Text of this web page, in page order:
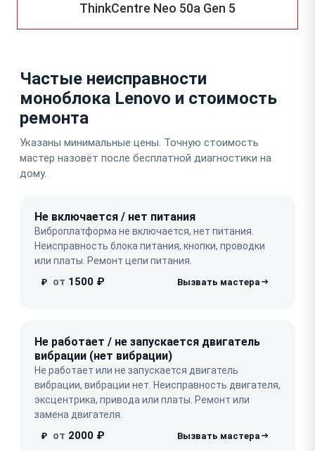
ThinkCentre Neo 50a Gen 5
Частые неисправности
моноблока Lenovo и стоимость
ремонта
Указаны минимальные цены. Точную стоимость
мастер назовёт после бесплатной диагностики на
дому.
Не включается / нет питания
Виброплатформа не включается, нет питания.
Неисправность блока питания, кнопки, проводки
или платы. Ремонт цепи питания.
₽ от 1500 ₽
Не работает / не запускается двигатель
вибрации (нет вибрации)
Не работает или не запускается двигатель
вибрации, вибрации нет. Неисправность двигателя,
эксцентрика, привода или платы. Ремонт или
замена двигателя.
₽ от 2000 ₽